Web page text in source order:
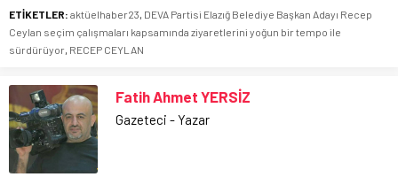
ETİKETLER: aktüelhaber23, DEVA Partisi Elazığ Belediye Başkan Adayı Recep
Ceylan seçim çalışmaları kapsamında ziyaretlerini yoğun bir tempo ile
sürdürüyor, RECEP CEYLAN
Fatih Ahmet YERSİZ
Gazeteci - Yazar